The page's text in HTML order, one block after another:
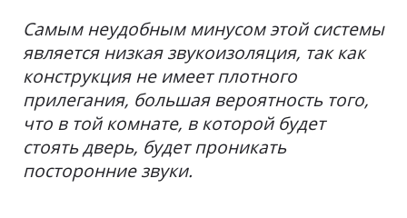
Самым неудобным минусом этой системы
является низкая звукоизоляция, так как
конструкция не имеет плотного
прилегания, большая вероятность того,
что в той комнате, в которой будет
стоять дверь, будет проникать
посторонние звуки.